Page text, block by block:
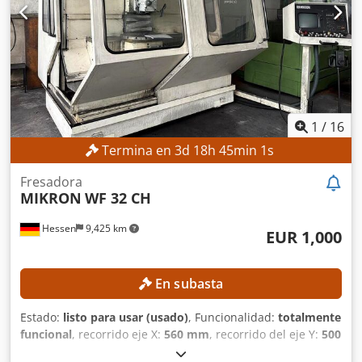
Conexión del husillo: ISO 40 Superficie de sujeción de la
mesa: 900 x 480 mm DETALLES DE LA MÁQUINA Potencia
del husillo: 5,5 kW Horas de funcionamiento: 46.652 h Peso
de la máquina: 2.900 kg EQUIPAMIENTO Pantalla digital de
posición Millplus CNC
1 / 16
Termina en 3d 18h 44min 59s
Hessen 9,425 km
Fresadora
MIKRON WF 32 CH
EUR 1,000
En subasta
Estado: listo para usar (usado), Funcionalidad: totalmente
funcional, recorrido eje X: 560 mm, recorrido del eje Y: 500
400 mm